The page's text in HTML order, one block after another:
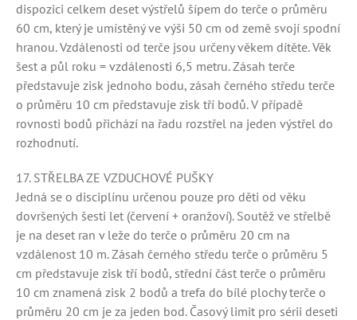
dispozici celkem deset výstřelů šípem do terče o průměru
60 cm, který je umístěný ve výši 50 cm od země svojí spodní
hranou. Vzdálenosti od terče jsou určeny věkem dítěte. Věk
šest a půl roku = vzdálenosti 6,5 metru. Zásah terče
představuje zisk jednoho bodu, zásah černého středu terče
o průměru 10 cm představuje zisk tří bodů. V případě
rovnosti bodů přichází na řadu rozstřel na jeden výstřel do
rozhodnutí.
17. STŘELBA ZE VZDUCHOVÉ PUŠKY
Jedná se o disciplínu určenou pouze pro děti od věku
dovršených šesti let (červení + oranžoví). Soutěž ve střelbě
je na deset ran v leže do terče o průměru 20 cm na
vzdálenost 10 m. Zásah černého středu terče o průměru 5
cm představuje zisk tří bodů, střední část terče o průměru
10 cm znamená zisk 2 bodů a trefa do bílé plochy terče o
průměru 20 cm je za jeden bod. Časový limit pro sérii deseti